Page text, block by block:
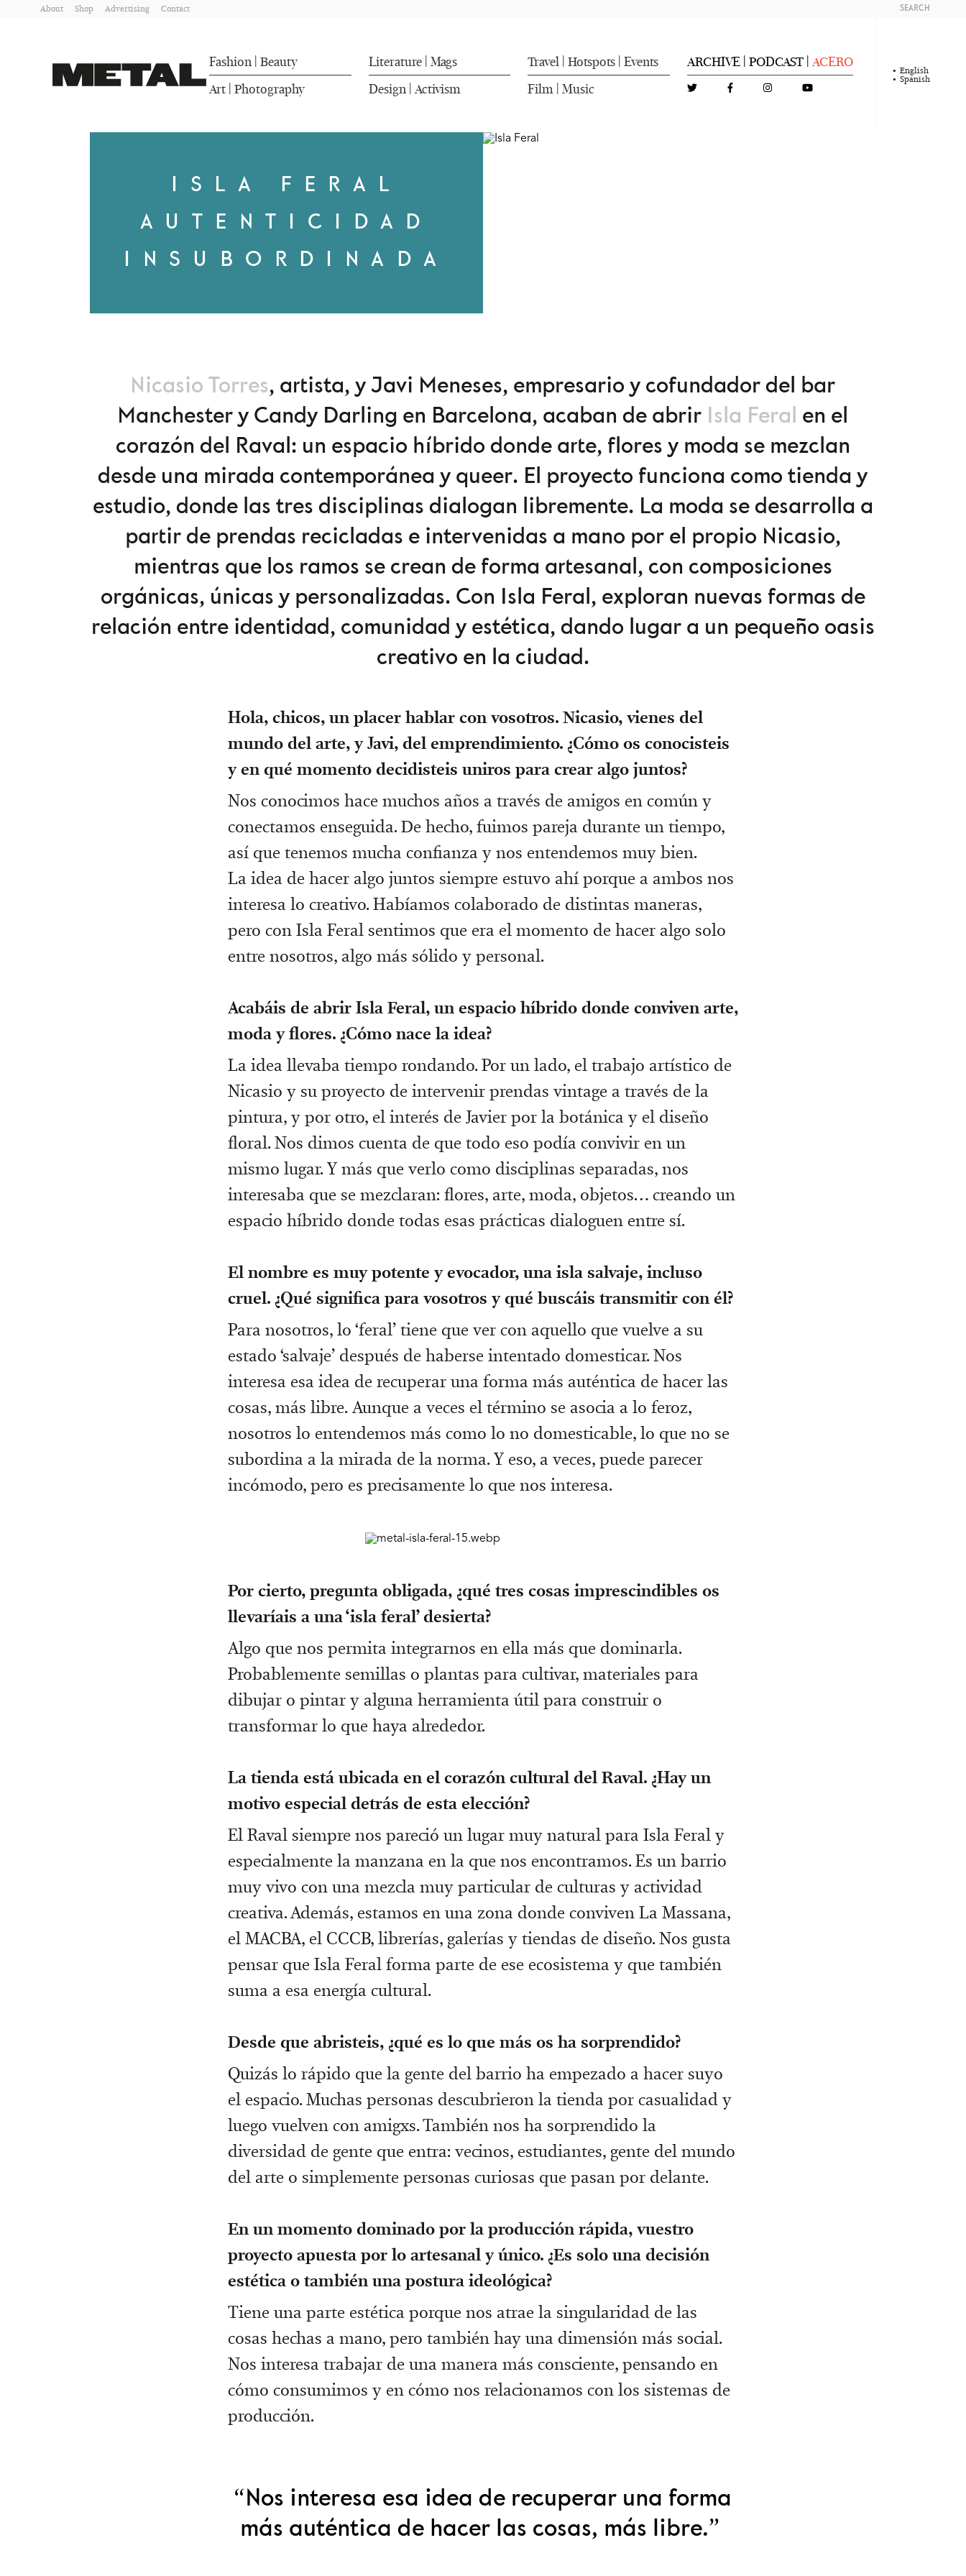
About Shop Advertising Contact
Fashion Beauty Literature Mags Travel Hotspots Events ARCHIVE PODCAST ACERO
Art Photography Design Activism Film Music
SEARCH
English
Spanish
ISLA FERAL
AUTENTICIDAD
INSUBORDINADA
Nicasio Torres, artista, y Javi Meneses, empresario y cofundador del bar
Manchester y Candy Darling en Barcelona, acaban de abrir Isla Feral en el
corazón del Raval: un espacio híbrido donde arte, flores y moda se mezclan
desde una mirada contemporánea y queer. El proyecto funciona como tienda y
estudio, donde las tres disciplinas dialogan libremente. La moda se desarrolla a
partir de prendas recicladas e intervenidas a mano por el propio Nicasio,
mientras que los ramos se crean de forma artesanal, con composiciones
orgánicas, únicas y personalizadas. Con Isla Feral, exploran nuevas formas de
relación entre identidad, comunidad y estética, dando lugar a un pequeño oasis
creativo en la ciudad.
Hola, chicos, un placer hablar con vosotros. Nicasio, vienes del
mundo del arte, y Javi, del emprendimiento. ¿Cómo os conocisteis
y en qué momento decidisteis uniros para crear algo juntos?
Nos conocimos hace muchos años a través de amigos en común y
conectamos enseguida. De hecho, fuimos pareja durante un tiempo,
así que tenemos mucha confianza y nos entendemos muy bien.
La idea de hacer algo juntos siempre estuvo ahí porque a ambos nos
interesa lo creativo. Habíamos colaborado de distintas maneras,
pero con Isla Feral sentimos que era el momento de hacer algo solo
entre nosotros, algo más sólido y personal.
Acabáis de abrir Isla Feral, un espacio híbrido donde conviven arte,
moda y flores. ¿Cómo nace la idea?
La idea llevaba tiempo rondando. Por un lado, el trabajo artístico de
Nicasio y su proyecto de intervenir prendas vintage a través de la
pintura, y por otro, el interés de Javier por la botánica y el diseño
floral. Nos dimos cuenta de que todo eso podía convivir en un
mismo lugar. Y más que verlo como disciplinas separadas, nos
interesaba que se mezclaran: flores, arte, moda, objetos… creando un
espacio híbrido donde todas esas prácticas dialoguen entre sí.
El nombre es muy potente y evocador, una isla salvaje, incluso
cruel. ¿Qué significa para vosotros y qué buscáis transmitir con él?
Para nosotros, lo ‘feral’ tiene que ver con aquello que vuelve a su
estado ‘salvaje’ después de haberse intentado domesticar. Nos
interesa esa idea de recuperar una forma más auténtica de hacer las
cosas, más libre. Aunque a veces el término se asocia a lo feroz,
nosotros lo entendemos más como lo no domesticable, lo que no se
subordina a la mirada de la norma. Y eso, a veces, puede parecer
incómodo, pero es precisamente lo que nos interesa.
Por cierto, pregunta obligada, ¿qué tres cosas imprescindibles os
llevaríais a una ‘isla feral’ desierta?
Algo que nos permita integrarnos en ella más que dominarla.
Probablemente semillas o plantas para cultivar, materiales para
dibujar o pintar y alguna herramienta útil para construir o
transformar lo que haya alrededor.
La tienda está ubicada en el corazón cultural del Raval. ¿Hay un
motivo especial detrás de esta elección?
El Raval siempre nos pareció un lugar muy natural para Isla Feral y
especialmente la manzana en la que nos encontramos. Es un barrio
muy vivo con una mezcla muy particular de culturas y actividad
creativa. Además, estamos en una zona donde conviven La Massana,
el MACBA, el CCCB, librerías, galerías y tiendas de diseño. Nos gusta
pensar que Isla Feral forma parte de ese ecosistema y que también
suma a esa energía cultural.
Desde que abristeis, ¿qué es lo que más os ha sorprendido?
Quizás lo rápido que la gente del barrio ha empezado a hacer suyo
el espacio. Muchas personas descubrieron la tienda por casualidad y
luego vuelven con amigxs. También nos ha sorprendido la
diversidad de gente que entra: vecinos, estudiantes, gente del mundo
del arte o simplemente personas curiosas que pasan por delante.
En un momento dominado por la producción rápida, vuestro
proyecto apuesta por lo artesanal y único. ¿Es solo una decisión
estética o también una postura ideológica?
Tiene una parte estética porque nos atrae la singularidad de las
cosas hechas a mano, pero también hay una dimensión más social.
Nos interesa trabajar de una manera más consciente, pensando en
cómo consumimos y en cómo nos relacionamos con los sistemas de
producción.
“Nos interesa esa idea de recuperar una forma
más auténtica de hacer las cosas, más libre.”